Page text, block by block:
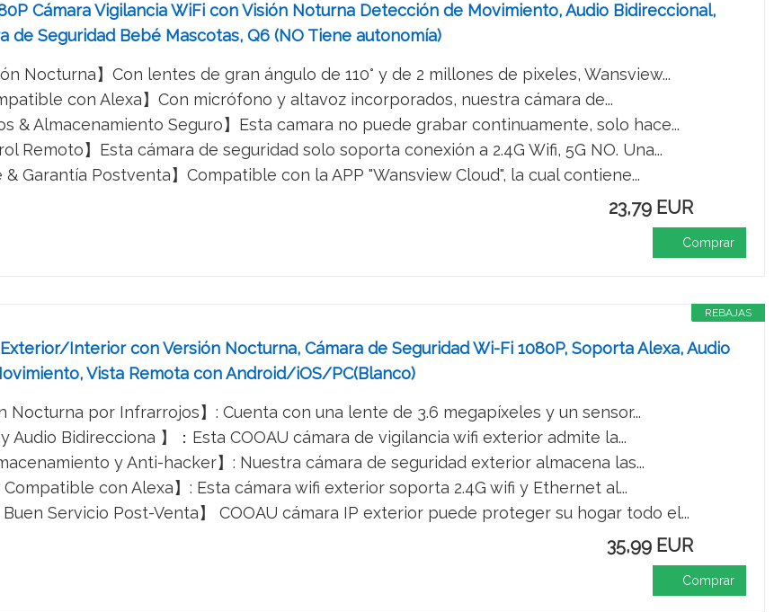
Cámara Vigilancia WiFi con Visión Noturna Detección de Movimiento, Audio Bidireccional,
de Seguridad Bebé Mascotas, Q6 (NO Tiene autonomía)
Nocturna】Con lentes de gran ángulo de 110° y de 2 millones de pixeles, Wansview...
con Alexa】Con micrófono y altavoz incorporados, nuestra cámara de...
& Almacenamiento Seguro】Esta camara no puede grabar continuamente, solo hace...
Remoto】Esta cámara de seguridad solo soporta conexión a 2.4G Wifi, 5G NO. Una...
& Garantía Postventa】Compatible con la APP "Wansview Cloud", la cual contiene...
23,79 EUR
Comprar
REBAJAS
Interior con Versión Nocturna, Cámara de Seguridad Wi-Fi 1080P, Soporta Alexa, Audio
Vista Remota con Android/iOS/PC(Blanco)
Nocturna por Infrarrojos】: Cuenta con una lente de 3.6 megapíxeles y un sensor...
Audio Bidirecciona 】：Esta COOAU cámara de vigilancia wifi exterior admite la...
y Anti-hacker】: Nuestra cámara de seguridad exterior almacena las...
Compatible con Alexa】: Esta cámara wifi exterior soporta 2.4G wifi y Ethernet al...
Buen Servicio Post-Venta】 COOAU cámara IP exterior puede proteger su hogar todo el...
35,99 EUR
Comprar